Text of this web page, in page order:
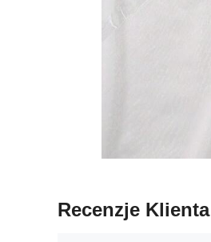
Recenzje Klienta